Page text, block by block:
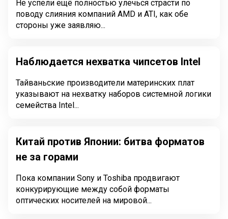
Не успели ещё полностью улечься страсти по
поводу слияния компаний AMD и ATI, как обе
стороны уже заявляю...
Наблюдается нехватка чипсетов Intel
Тайваньские производители материнских плат
указывают на нехватку наборов системной логики
семейства Intel...
Китай против Японии: битва форматов
не за горами
Пока компании Sony и Toshiba продвигают
конкурирующие между собой форматы
оптических носителей на мировой...